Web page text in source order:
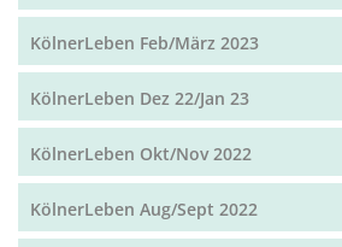
KölnerLeben Feb/März 2023
KölnerLeben Dez 22/Jan 23
KölnerLeben Okt/Nov 2022
KölnerLeben Aug/Sept 2022